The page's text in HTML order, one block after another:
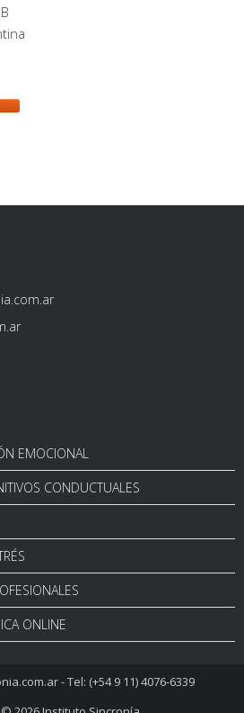
EMOCIONAL
CONDUCTUALES
ONLINE
- Tel: (+54 9 11) 4076-6339